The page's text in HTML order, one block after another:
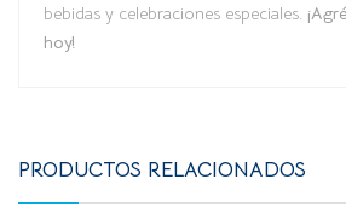
bebidas y celebraciones especiales.
hoy!
PRODUCTOS RELACIONADOS